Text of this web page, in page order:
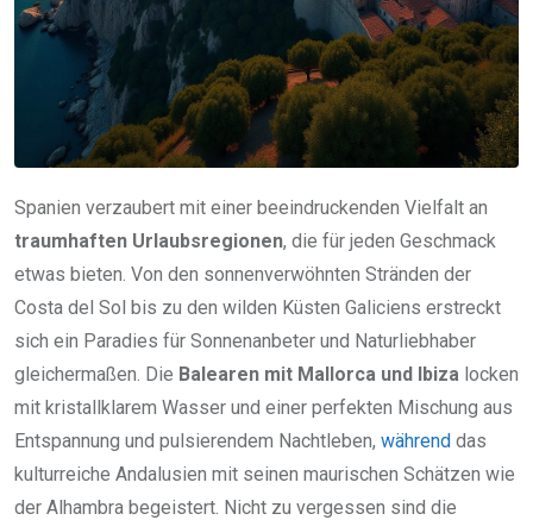
Spanien verzaubert mit einer beeindruckenden Vielfalt an
traumhaften Urlaubsregionen, die für jeden Geschmack
etwas bieten. Von den sonnenverwöhnten Stränden der
Costa del Sol bis zu den wilden Küsten Galiciens erstreckt
sich ein Paradies für Sonnenanbeter und Naturliebhaber
gleichermaßen. Die Balearen mit Mallorca und Ibiza locken
mit kristallklarem Wasser und einer perfekten Mischung aus
Entspannung und pulsierendem Nachtleben, während das
kulturreiche Andalusien mit seinen maurischen Schätzen wie
der Alhambra begeistert. Nicht zu vergessen sind die